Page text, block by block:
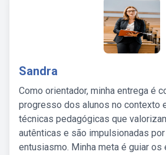
Sandra
Como orientador, minha entrega é
progresso dos alunos no contexto
técnicas pedagógicas que
autênticas e são impulsionadas
entusiasmo. Minha meta é guiar